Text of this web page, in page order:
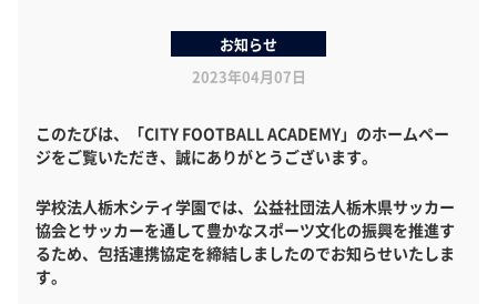
お知らせ
2023年04月07日
このたびは、「CITY FOOTBALL ACADEMY」のホームペー
ジをご覧いただき、誠にありがとうございます。
学校法人栃木シティ学園では、公益社団法人栃木県サッカー
協会とサッカーを通して豊かなスポーツ文化の振興を推進す
るため、包括連携協定を締結しましたのでお知らせいたしま
す。